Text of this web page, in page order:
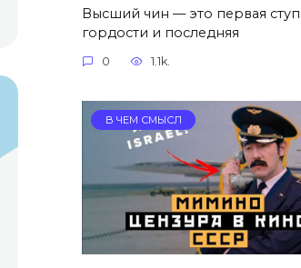
Высший чин — это первая
гордости и последняя
0 1.1k.
В ЧЕМ СМЫСЛ